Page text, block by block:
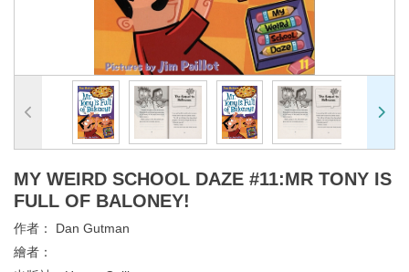
MY WEIRD SCHOOL DAZE #11:MR TONY IS
FULL OF BALONEY!
作者： Dan Gutman
繪者：